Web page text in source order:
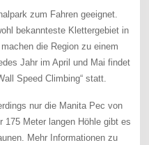
zum Fahren geeignet.
bekannteste Klettergebiet in
die Region zu einem
Jahr im April und Mai findet
Speed Climbing“ statt.
nur die Manita Pec von
175 Meter langen Höhle gibt es
Mehr Informationen zu